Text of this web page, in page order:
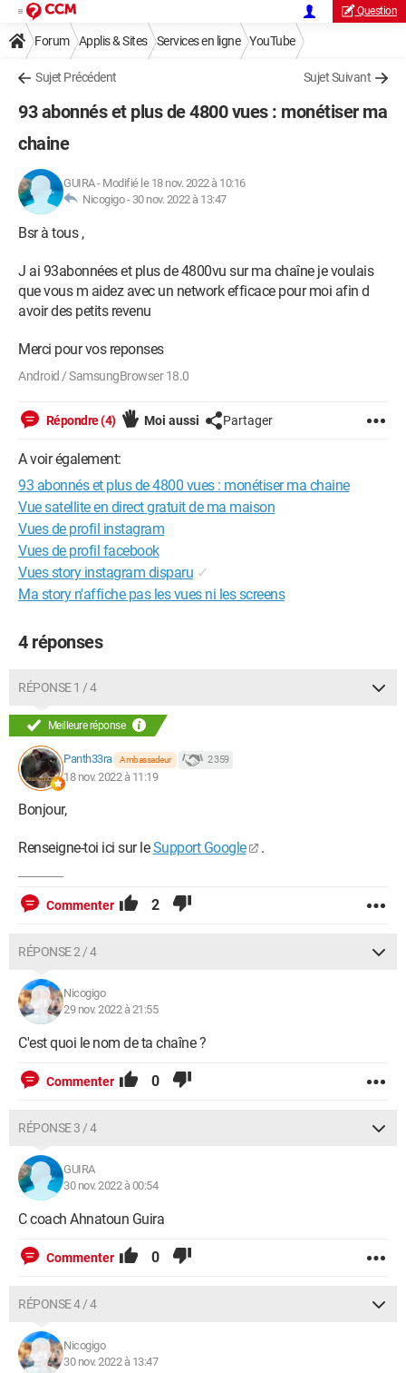
Question
Forum Applis & Sites Services en ligne YouTube
Sujet Précédent Sujet Suivant
93 abonnés et plus de 4800 vues : monétiser ma
chaine
GUIRA- Modifié le 18 nov. 2022 à 10:16
Nicogigo - 30 nov. 2022 à 13:47
Bsr à tous ,
J ai 93abonnées et plus de 4800vu sur ma chaîne je voulais
que vous m aidez avec un network efficace pour moi afin d
avoir des petits revenu
Merci pour vos reponses
Android / SamsungBrowser 18.0
Répondre (4) Moi aussi Partager
A voir également:
93 abonnés et plus de 4800 vues : monétiser ma chaine
Vue satellite en direct gratuit de ma maison
Vues de profil instagram
Vues de profil facebook
Vues story instagram disparu ✓
Ma story n'affiche pas les vues ni les screens
4 réponses
RÉPONSE 1 / 4
Meilleure réponse
Panth33ra Ambassadeur 2 359
18 nov. 2022 à 11:19
Bonjour,
Renseigne-toi ici sur leSupport Google .
Commenter 2
RÉPONSE 2 / 4
Nicogigo
29 nov. 2022 à 21:55
C'est quoi le nom de ta chaîne ?
Commenter 0
RÉPONSE 3 / 4
GUIRA
30 nov. 2022 à 00:54
C coach Ahnatoun Guira
Commenter 0
RÉPONSE 4 / 4
Nicogigo
30 nov. 2022 à 13:47